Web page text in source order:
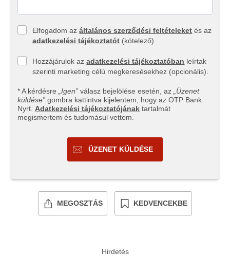
Elfogadom azáltalános szerződési feltételeket és az
adatkezelési tájékoztatót (kötelező)
Hozzájárulok azadatkezelési tájékoztatóban leírtak
szerinti marketing célú megkeresésekhez (opcionális).
* A kérdésre „Igen” válasz bejelölése esetén, az
„Üzenet
küldése” gombra kattintva kijelentem, hogy az OTP Bank
Nyrt. Adatkezelési tájékoztatójának tartalmát
megismertem és tudomásul vettem.
ÜZENET KÜLDÉSE
MEGOSZTÁS KEDVENCEKBE